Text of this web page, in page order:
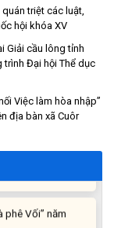
triệt các luật,
hội khóa XV
Giải cầu lông tỉnh
trình Đại hội Thể dục
Việc làm hòa nhập”
địa bàn xã Cuôr
dân sự và